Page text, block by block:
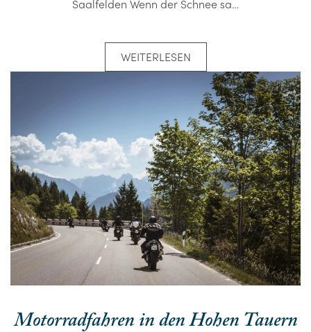
Saalfelden Wenn der Schnee sa…
WEITERLESEN
Motorradfahren in den Hohen Tauern